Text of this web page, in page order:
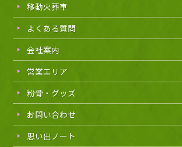
移動火葬車
よくある質問
会社案内
営業エリア
粉骨・グッズ
お問い合わせ
思い出ノート